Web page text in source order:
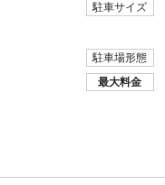
駐車サイズ
駐車場形態
最大料金